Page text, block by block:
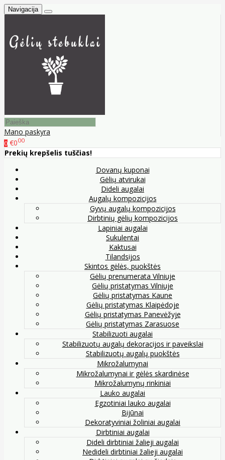
Navigacija
Mano paskyra
0 €000
Prekių krepšelis tuščias!
Dovanų kuponai
Gėlių atvirukai
Dideli augalai
Augalų kompozicijos
Gyvų augalų kompozicijos
Dirbtinių gėlių kompozicijos
Lapiniai augalai
Sukulentai
Kaktusai
Tilandsijos
Skintos gėlės, puokštės
Gėlių prenumerata Vilniuje
Gėlių pristatymas Vilniuje
Gėlių pristatymas Kaune
Gėlių pristatymas Klaipėdoje
Gėlių pristatymas Panevėžyje
Gėlių pristatymas Zarasuose
Stabilizuoti augalai
Stabilizuotų augalų dekoracijos ir paveikslai
Stabilizuotų augalų puokštės
Mikrožalumynai
Mikrožalumynai ir gėlės skardinėse
Mikrožalumynų rinkiniai
Lauko augalai
Egzotiniai lauko augalai
Bijūnai
Dekoratyviniai žoliniai augalai
Dirbtiniai augalai
Dideli dirbtiniai žalieji augalai
Nedideli dirbtiniai žalieji augalai